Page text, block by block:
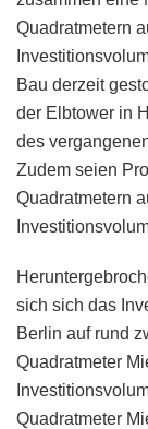
Quadratmetern
Bau derzeit
der Elbtower in
des
Zudem seien
Quadratmetern
sich sich das
Berlin auf rund
Quadratmeter
Quadratmeter